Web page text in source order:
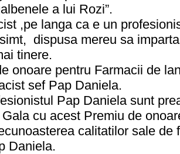
a lui Rozi”.
,pe langa ca e un
dispusa mereu sa
tinere.
onoare pentru Farmacii de
sef Pap Daniela.
Pap Daniela sunt
cu acest Premiu de
calitatilor sale
Daniela.